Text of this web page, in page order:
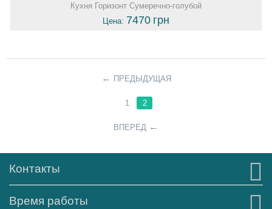
Кухня Горизонт Сумеречно-голубой
Цена: 7470 грн
ПРЕДЫДУЩАЯ
1 2
ВПЕРЕД
Контакты
Время работы